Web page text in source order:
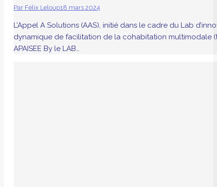
Par Félix Leloup18 mars 2024
L’Appel A Solutions (AAS), initié dans le cadre du Lab
dynamique de facilitation de la cohabitation multimodale
APAISEE By le LAB…